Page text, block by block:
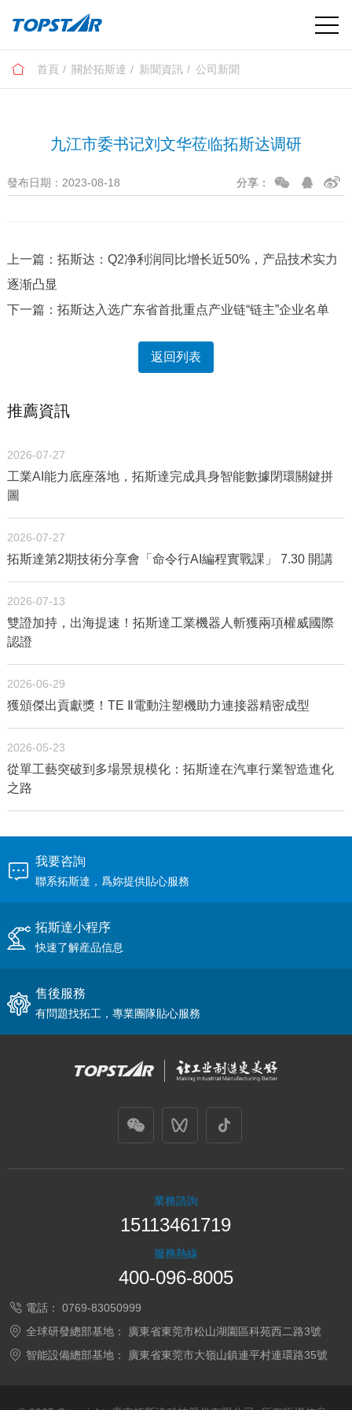
首頁 關於拓斯達 新聞資訊 公司新聞
九江市委书记刘文华莅临拓斯达调研
發布日期：2023-08-18 分享：
上一篇：拓斯达：Q2净利润同比增长近50%，产品技术实力
逐渐凸显
下一篇：拓斯达入选广东省首批重点产业链“链主”企业名单
返回列表
推薦資訊
2026-07-27
工業AI能力底座落地，拓斯達完成具身智能數據閉環關鍵拼
圖
2026-07-27
拓斯達第2期技術分享會「命令行AI編程實戰課」 7.30 開講
2026-07-13
雙證加持，出海提速！拓斯達工業機器人斬獲兩項權威國際
認證
2026-06-29
獲頒傑出貢獻獎！TE Ⅱ電動注塑機助力連接器精密成型
2026-05-23
從單工藝突破到多場景規模化：拓斯達在汽車行業智造進化
之路
我要咨詢
聯系拓斯達，爲妳提供貼心服務
拓斯達小程序
快速了解産品信息
售後服務
有問題找拓工，專業團隊貼心服務
業務諮詢
15113461719
服務熱線
400-096-8005
電話：
0769-83050999
全球研發總部基地：
廣東省東莞市松山湖園區科苑西二路3號
智能設備總部基地：
廣東省東莞市大嶺山鎮連平村連環路35號